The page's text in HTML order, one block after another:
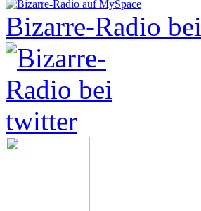
Bizarre-Radio bei